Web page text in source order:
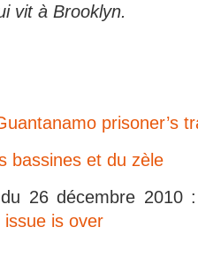
vit à Brooklyn.
prisoner’s
bassines et du zèle
26 décembre 2010
is over